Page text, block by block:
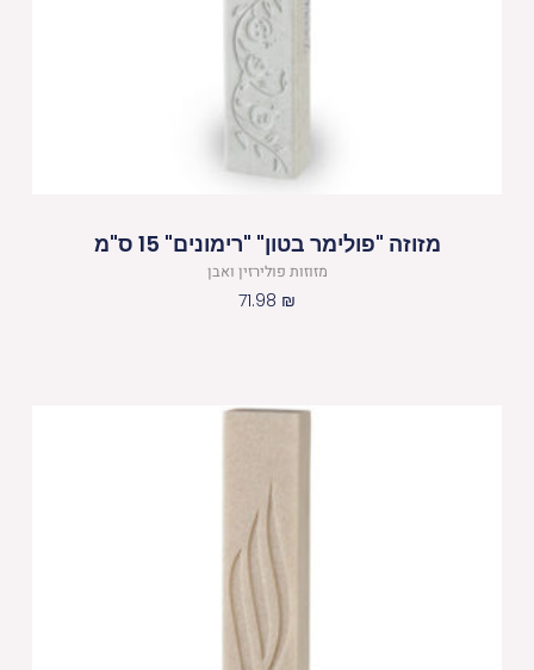
מזוזה "פולימר בטון" "רימונים" 15 ס"מ
מזוזות פולירזין ואבן
71.98 ₪